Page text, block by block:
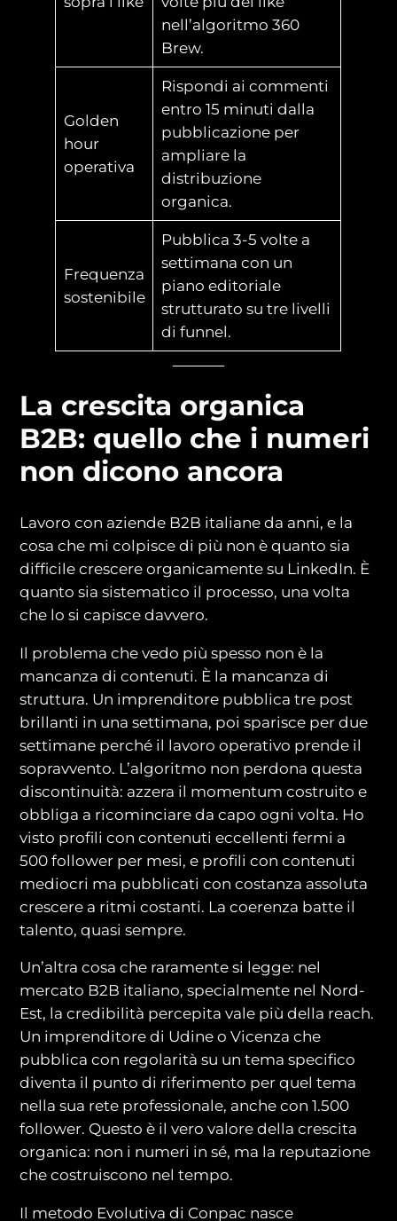
nell’algoritmo 360
Brew.
Golden
hour
operativa
Rispondi ai commenti
entro 15 minuti dalla
pubblicazione per
ampliare la
distribuzione
organica.
Frequenza
sostenibile
Pubblica 3-5 volte a
settimana con un
piano editoriale
strutturato su tre livelli
di funnel.
La crescita organica
B2B: quello che i numeri
non dicono ancora
Lavoro con aziende B2B italiane da anni, e la
cosa che mi colpisce di più non è quanto sia
difficile crescere organicamente su LinkedIn. È
quanto sia sistematico il processo, una volta
che lo si capisce davvero.
Il problema che vedo più spesso non è la
mancanza di contenuti. È la mancanza di
struttura. Un imprenditore pubblica tre post
brillanti in una settimana, poi sparisce per due
settimane perché il lavoro operativo prende il
sopravvento. L’algoritmo non perdona questa
discontinuità: azzera il momentum costruito e
obbliga a ricominciare da capo ogni volta. Ho
visto profili con contenuti eccellenti fermi a
500 follower per mesi, e profili con contenuti
mediocri ma pubblicati con costanza assoluta
crescere a ritmi costanti. La coerenza batte il
talento, quasi sempre.
Un’altra cosa che raramente si legge: nel
mercato B2B italiano, specialmente nel Nord-
Est, la credibilità percepita vale più della reach.
Un imprenditore di Udine o Vicenza che
pubblica con regolarità su un tema specifico
diventa il punto di riferimento per quel tema
nella sua rete professionale, anche con 1.500
follower. Questo è il vero valore della crescita
organica: non i numeri in sé, ma la reputazione
che costruiscono nel tempo.
Il metodo Evolutiva di Conpac nasce